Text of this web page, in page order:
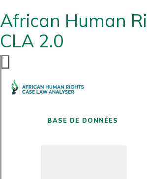
African Human
CLA 2.0
BASE DE DONNÉES